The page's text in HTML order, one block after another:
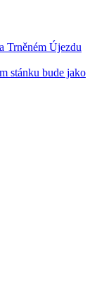
Trněném Újezdu
stánku bude jako